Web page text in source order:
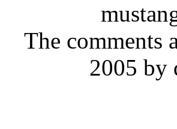
The comments
2005 by